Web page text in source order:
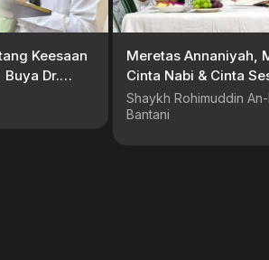
Keesaan
Dr.
Meretas Annaniyah,
Cinta Nabi & Cinta Sesama |
Nabi Muhammad
Shaykh Rohimuddin
Bantani